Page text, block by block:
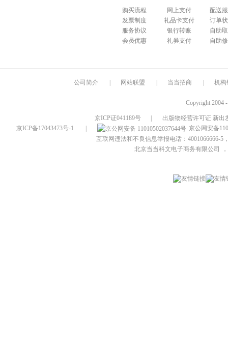
购买流程
发票制度
服务协议
会员优惠
网上支付
礼品卡支付
银行转账
礼券支付
配送
订单
自助
自助
公司简介 网站联盟 当当招商 机构
Copyright 2004
京ICP证041189号
出版物经营许可证 新出
京ICP备17043473号-1
京公网安备
互联网违法和不良信息举报电话：4001066666-5
北京当当科文电子商务有限公司